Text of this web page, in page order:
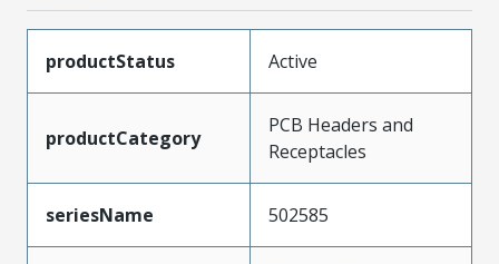
productStatus Active
productCategory
PCB Headers and
Receptacles
seriesName 502585